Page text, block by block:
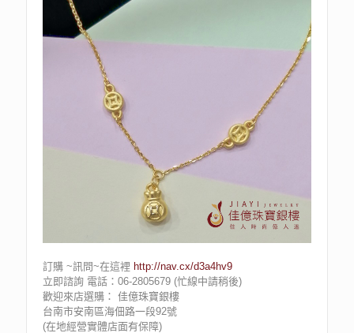
訂購 ~訊問~在這裡 http://nav.cx/d3a4hv9
立即諮詢 電話：06-2805679 (忙線中請稍後)
歡迎來店選購： 佳億珠寶銀樓
台南市安南區海佃路一段92號
(在地經營實體店面有保障)